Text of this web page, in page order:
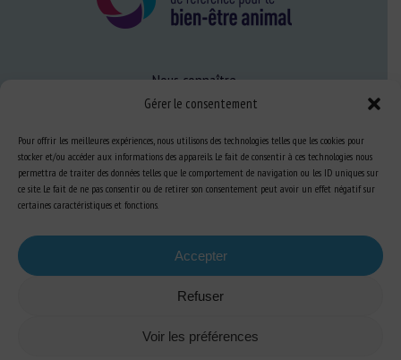
Gérer le consentement
Pour offrir les meilleures expériences, nous utilisons des technologies telles que les cookies pour
stocker et/ou accéder aux informations des appareils. Le fait de consentir à ces technologies nous
permettra de traiter des données telles que le comportement de navigation ou les ID uniques sur
ce site. Le fait de ne pas consentir ou de retirer son consentement peut avoir un effet négatif sur
certaines caractéristiques et fonctions.
Accepter
Refuser
Voir les préférences
Nous connaître
FAQ
Expertise
S’informer sur le BEA
Ressources
S’abonner aux actualités